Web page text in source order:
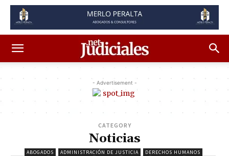
- Advertisement -
CATEGORY
Noticias
ABOGADOS ADMINISTRACIÓN DE JUSTICIA
DERECHOS HUMANOS